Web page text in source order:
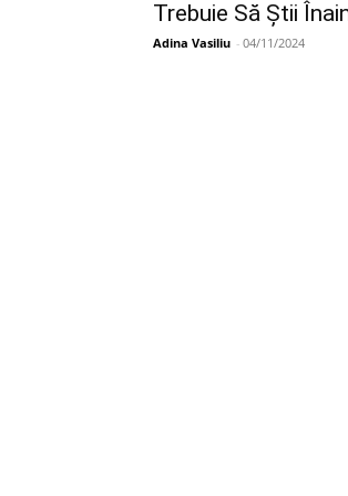
Trebuie Să Știi
Adina Vasiliu - 04/11/2024